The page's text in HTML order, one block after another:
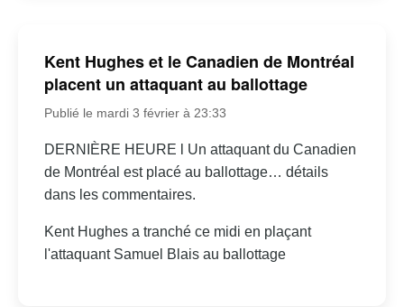
Kent Hughes et le Canadien de Montréal
placent un attaquant au ballottage
Publié le mardi 3 février à 23:33
DERNIÈRE HEURE l Un attaquant du Canadien
de Montréal est placé au ballottage… détails
dans les commentaires.
Kent Hughes a tranché ce midi en plaçant
l'attaquant Samuel Blais au ballottage